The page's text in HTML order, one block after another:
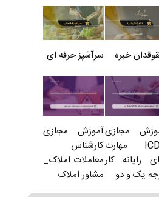
خبره سرآشپز حرفه ای
مجازی
ICDL مهارت
رایانه کار
یک و دو
آموزش مجازی
کارشناس
معاملات املاک_
مشاور املاک